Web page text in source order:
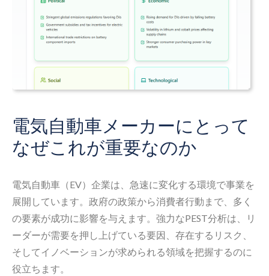
電気自動車メーカーにとって
なぜこれが重要なのか
電気自動車（EV）企業は、急速に変化する環境で事業を
展開しています。政府の政策から消費者行動まで、多く
の要素が成功に影響を与えます。強力なPEST分析は、リ
ーダーが需要を押し上げている要因、存在するリスク、
そしてイノベーションが求められる領域を把握するのに
役立ちます。